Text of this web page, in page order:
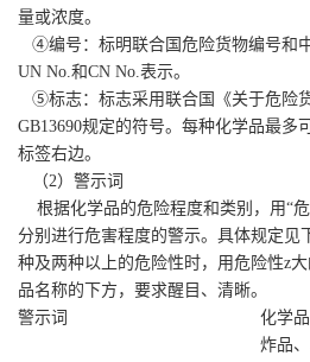
量或浓度。
④编号：标明联合国危险货物编号和
UN No.和CN No.表示。
⑤标志：标志采用联合国《关于危险
GB13690规定的符号。每种化学品最多
标签右边。
（2）警示词
根据化学品的危险程度和类别，用“危
分别进行危害程度的警示。具体规定见
种及两种以上的危险性时，用危险性z
品名称的下方，要求醒目、清晰。
警示词
化学
炸品